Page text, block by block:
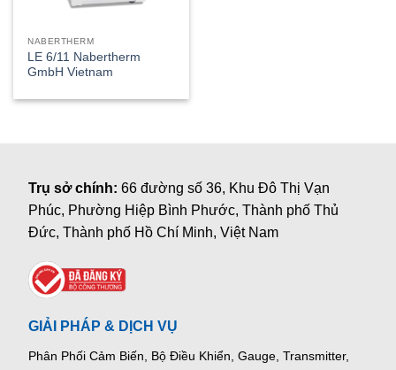
NABERTHERM
LE 6/11 Nabertherm
GmbH Vietnam
Trụ sở chính:66 đường số 36, Khu Đô Thị Vạn
Phúc, Phường Hiệp Bình Phước, Thành phố Thủ
Đức, Thành phố Hồ Chí Minh, Việt Nam
GIẢI PHÁP & DỊCH VỤ
Phân Phối Cảm Biến, Bộ Điều Khiển, Gauge, Transmitter,